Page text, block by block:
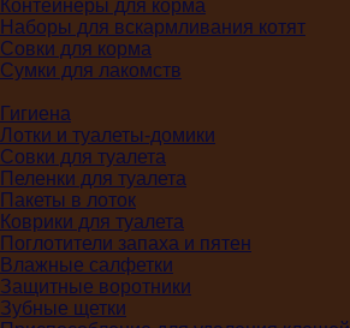
Контейнеры для корма
Наборы для вскармливания котят
Совки для корма
Сумки для лакомств
Гигиена
Лотки и туалеты-домики
Совки для туалета
Пеленки для туалета
Пакеты в лоток
Коврики для туалета
Поглотители запаха и пятен
Влажные салфетки
Защитные воротники
Зубные щетки